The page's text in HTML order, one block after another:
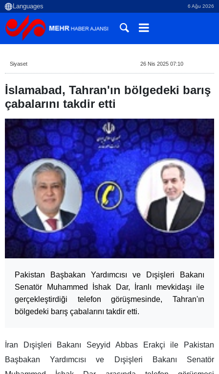
6 Ağu 2026
Siyaset 26 Nis 2025 07:10
İslamabad, Tahran'ın bölgedeki barış
çabalarını takdir etti
Pakistan Başbakan Yardımcısı ve Dışişleri Bakanı
Senatör Muhammed İshak Dar, İranlı mevkidaşı ile
gerçekleştirdiği telefon görüşmesinde, Tahran'ın
bölgedeki barış çabalarını takdir etti.
İran Dışişleri Bakanı Seyyid Abbas Erakçi ile Pakistan
Başbakan Yardımcısı ve Dışişleri Bakanı Senatör